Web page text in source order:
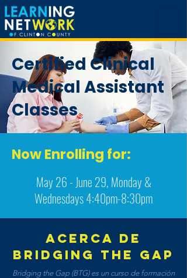
Certified Clinical
Medical Assistant
Classes
Now Enrolling for:
May 26 - June 29, Monday &
Wednesdays 4:40pm-8:30pm
Acerca de
Bridging the gap
Bridging the Gap (BTG) es un curso de formación